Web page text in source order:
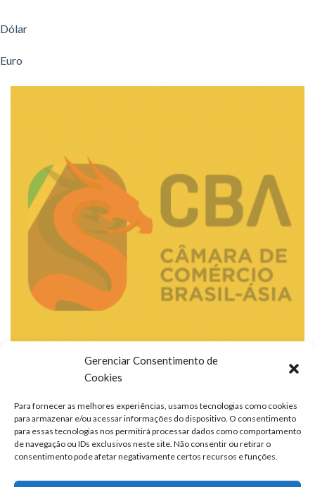
Gerenciar Consentimento de
Cookies
Para fornecer as melhores experiências, usamos tecnologias como cookies
para armazenar e/ou acessar informações do dispositivo. O consentimento
para essas tecnologias nos permitirá processar dados como comportamento
de navegação ou IDs exclusivos neste site. Não consentir ou retirar o
consentimento pode afetar negativamente certos recursos e funções.
Dólar
Euro